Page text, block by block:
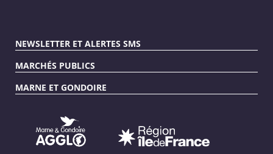
NEWSLETTER ET ALERTES SMS
MARCHÉS PUBLICS
MARNE ET GONDOIRE